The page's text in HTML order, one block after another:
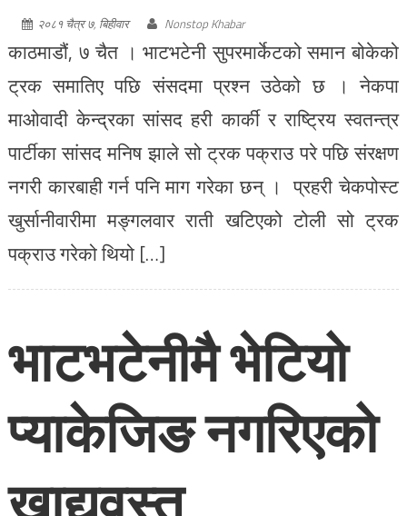
२०८१ चैत्र ७, बिहीवार Nonstop Khabar
काठमाडौं, ७ चैत । भाटभटेनी सुपरमार्केटको समान बोकेको
ट्रक समातिए पछि संसदमा प्रश्न उठेको छ । नेकपा
माओवादी केन्द्रका सांसद हरी कार्की र राष्ट्रिय स्वतन्त्र
पार्टीका सांसद मनिष झाले सो ट्रक पक्राउ परे पछि संरक्षण
नगरी कारबाही गर्न पनि माग गरेका छन् । प्रहरी चेकपोस्ट
खुर्सानीवारीमा मङ्गलवार राती खटिएको टोली सो ट्रक
पक्राउ गरेको थियो […]
भाटभटेनीमै भेटियो
प्याकेजिङ नगरिएको